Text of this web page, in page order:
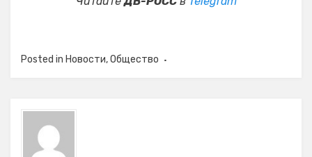
Posted in Новости,Общество